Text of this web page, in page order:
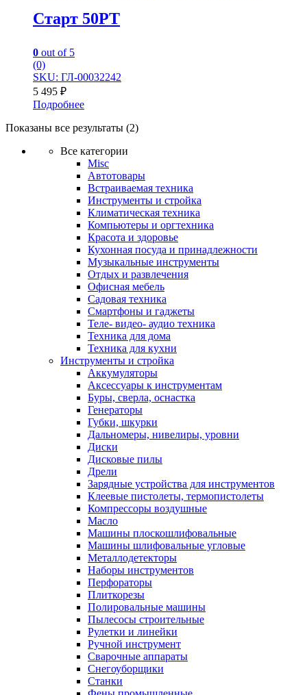
Старт 50РТ
0 out of 5
(0)
SKU: ГЛ-00032242
5 495 ₽
Подробнее
Показаны все результаты (2)
Все категории
Misc
Автотовары
Встраиваемая техника
Инструменты и стройка
Климатическая техника
Компьютеры и оргтехника
Красота и здоровье
Кухонная посуда и принадлежности
Музыкальные инструменты
Отдых и развлечения
Офисная мебель
Садовая техника
Смартфоны и гаджеты
Теле- видео- аудио техника
Техника для дома
Техника для кухни
Инструменты и стройка
Аккумуляторы
Аксессуары к инструментам
Буры, сверла, оснастка
Генераторы
Губки, шкурки
Дальномеры, нивелиры, уровни
Диски
Дисковые пилы
Дрели
Зарядные устройства для инструментов
Клеевые пистолеты, термопистолеты
Компрессоры воздушные
Масло
Машины плоскошлифовальные
Машины шлифовальные угловые
Металлодетекторы
Наборы инструментов
Перфораторы
Плиткорезы
Полировальные машины
Пылесосы строительные
Рулетки и линейки
Ручной инструмент
Сварочные аппараты
Снегоуборщики
Станки